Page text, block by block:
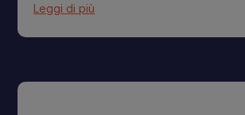
Leggi di più